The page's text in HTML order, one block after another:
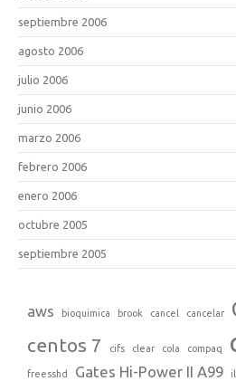
septiembre 2006
agosto 2006
julio 2006
junio 2006
marzo 2006
febrero 2006
enero 2006
octubre 2005
septiembre 2005
aws bioquimica brook cancel cancelar
centos 7 cifs clear cola compaq
freesshd Gates Hi-Power II A99